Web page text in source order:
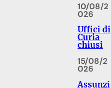
10/08/2
026
Uffici di
Curia
chiusi
15/08/2
026
Assunzi